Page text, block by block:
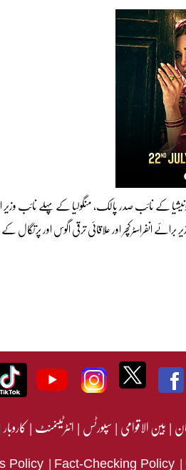
کے نائب صدر پالک، منگولیا کے پہلے نائب وزیر
انفراسٹرکچر اور علاقائی ترقی اگوس اور پرتگال
|بین الاقوامی|سپورٹس|انٹرٹینمنٹ|کاروبار
Policy | Fact-Checking Policy |